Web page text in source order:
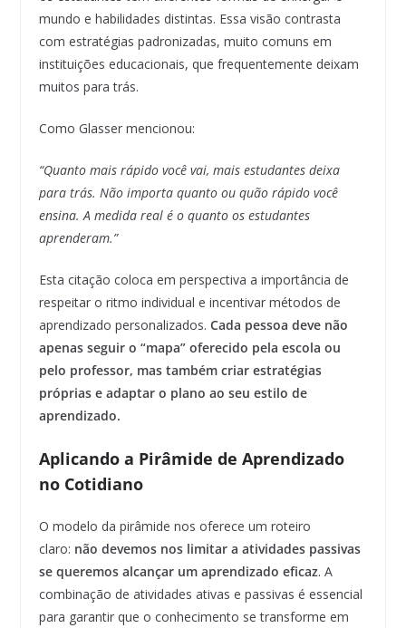
mundo e habilidades distintas. Essa visão contrasta
com estratégias padronizadas, muito comuns em
instituições educacionais, que frequentemente deixam
muitos para trás.
Como Glasser mencionou:
“Quanto mais rápido você vai, mais estudantes deixa
para trás. Não importa quanto ou quão rápido você
ensina. A medida real é o quanto os estudantes
aprenderam.”
Esta citação coloca em perspectiva a importância de
respeitar o ritmo individual e incentivar métodos de
aprendizado personalizados. Cada pessoa deve não
apenas seguir o “mapa” oferecido pela escola ou
pelo professor, mas também criar estratégias
próprias e adaptar o plano ao seu estilo de
aprendizado.
Aplicando a Pirâmide de Aprendizado
no Cotidiano
O modelo da pirâmide nos oferece um roteiro
claro: não devemos nos limitar a atividades passivas
se queremos alcançar um aprendizado eficaz. A
combinação de atividades ativas e passivas é essencial
para garantir que o conhecimento se transforme em